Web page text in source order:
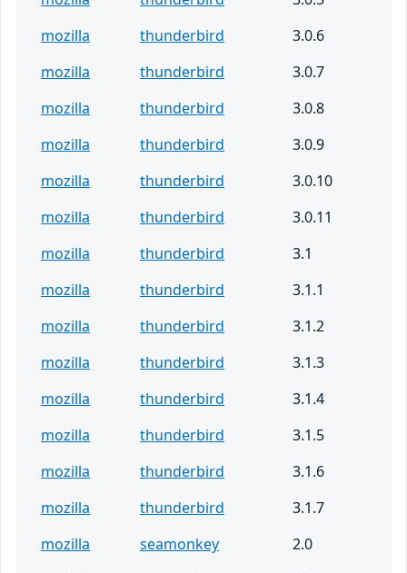
mozilla
thunderbird
3.0.6
mozilla
thunderbird
3.0.7
mozilla
thunderbird
3.0.8
mozilla
thunderbird
3.0.9
mozilla
thunderbird
3.0.10
mozilla
thunderbird
3.0.11
mozilla
thunderbird
3.1
mozilla
thunderbird
3.1.1
mozilla
thunderbird
3.1.2
mozilla
thunderbird
3.1.3
mozilla
thunderbird
3.1.4
mozilla
thunderbird
3.1.5
mozilla
thunderbird
3.1.6
mozilla
thunderbird
3.1.7
mozilla
seamonkey
2.0